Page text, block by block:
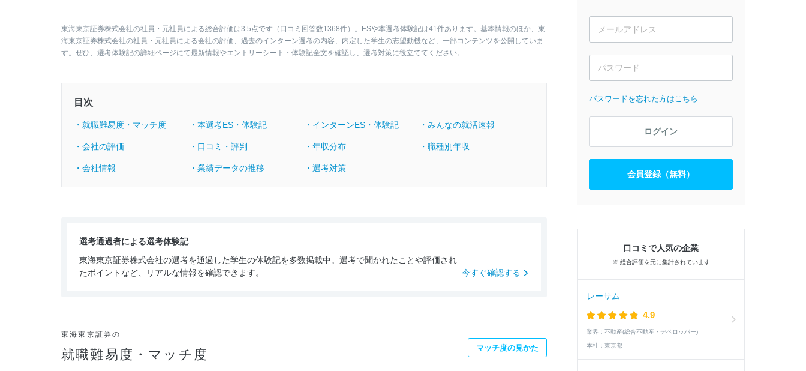
東海東京証券株式会社の社員・元社員による総合評価は3.5点です（口コミ回答数1368件）。ESや本選考体験記は41件あります。基本情報のほか、東
海東京証券株式会社の社員・元社員による会社の評価、過去のインターン選考の内容、内定した学生の志望動機など、一部コンテンツを公開していま
す。ぜひ、選考体験記の詳細ページにて最新情報やエントリーシート・体験記全文を確認し、選考対策に役立ててください。
目次
・就職難易度・マッチ度 ・本選考ES・体験記 ・インターンES・体験記 ・みんなの就活速報
・会社の評価 ・口コミ・評判 ・年収分布 ・職種別年収
・会社情報 ・業績データの推移 ・選考対策
選考通過者による選考体験記
東海東京証券株式会社の選考を通過した学生の体験記を多数掲載中。選考で聞かれたことや評価され
たポイントなど、リアルな情報を確認できます。
今すぐ確認する
東海東京証券の
就職難易度・マッチ度 マッチ度の見かた
パスワードを忘れた方はこちら
ログイン
会員登録（無料）
口コミで人気の企業
※ 総合評価を元に集計されています
レーサム
4.9
業界： 不動産(総合不動産・デベロッパー)
本社： 東京都